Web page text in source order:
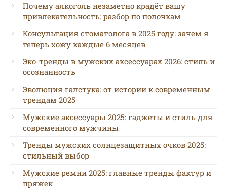
Почему алкоголь незаметно крадёт вашу
привлекательность: разбор по полочкам
Консультация стоматолога в 2025 году: зачем я
теперь хожу каждые 6 месяцев
Эко-тренды в мужских аксессуарах 2026: стиль и
осознанность
Эволюция галстука: от истории к современным
трендам 2025
Мужские аксессуары 2025: гаджеты и стиль для
современного мужчины
Тренды мужских солнцезащитных очков 2025:
стильный выбор
Мужские ремни 2025: главные тренды фактур и
пряжек